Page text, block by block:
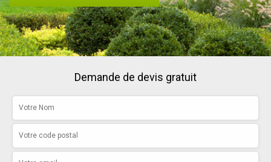
Demande de devis gratuit